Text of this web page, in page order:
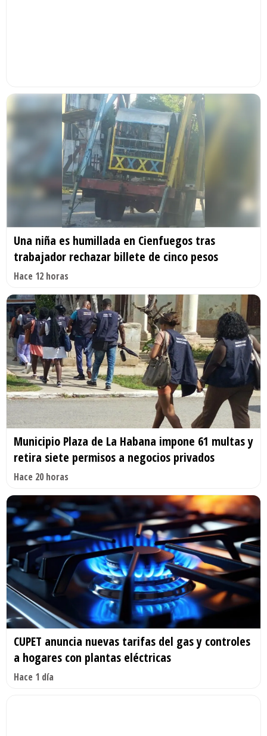
Una niña es humillada en Cienfuegos tras
trabajador rechazar billete de cinco pesos
Hace 12 horas
Municipio Plaza de La Habana impone 61 multas y
retira siete permisos a negocios privados
Hace 20 horas
CUPET anuncia nuevas tarifas del gas y controles
a hogares con plantas eléctricas
Hace 1 día